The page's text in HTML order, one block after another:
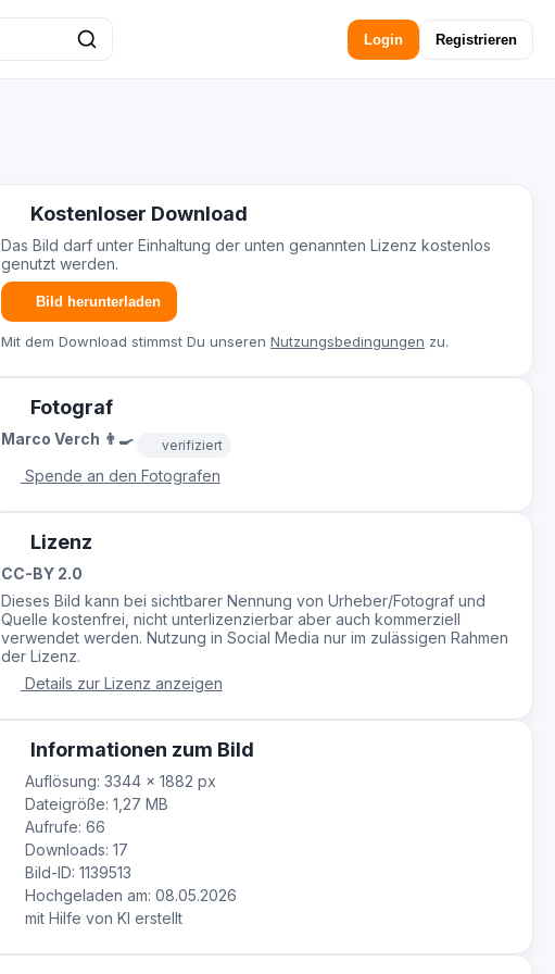
Login Registrieren
Kostenloser Download
Das Bild darf unter Einhaltung der unten genannten Lizenz kostenlos
genutzt werden.
Bild herunterladen
Mit dem Download stimmst Du unserenNutzungsbedingungen zu.
Fotograf
Marco Verch 👨‍🍳 verifiziert
Spende an den Fotografen
Lizenz
CC-BY 2.0
Dieses Bild kann bei sichtbarer Nennung von Urheber/Fotograf und
Quelle kostenfrei, nicht unterlizenzierbar aber auch kommerziell
verwendet werden. Nutzung in Social Media nur im zulässigen Rahmen
der Lizenz.
Details zur Lizenz anzeigen
Informationen zum Bild
Auflösung: 3344 × 1882 px
Dateigröße: 1,27 MB
Aufrufe: 66
Downloads: 17
Bild-ID: 1139513
Hochgeladen am: 08.05.2026
mit Hilfe von KI erstellt